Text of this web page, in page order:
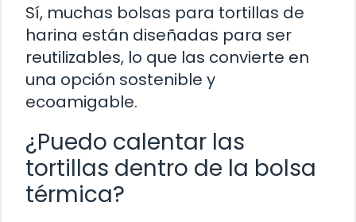
Sí, muchas bolsas para tortillas de
harina están diseñadas para ser
reutilizables, lo que las convierte en
una opción sostenible y
ecoamigable.
¿Puedo calentar las
tortillas dentro de la bolsa
térmica?